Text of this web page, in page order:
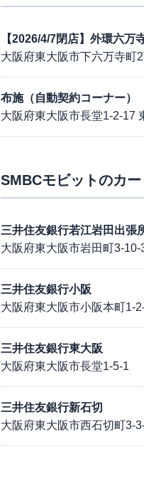
【2026/4/7閉店】外環六万
大阪府東大阪市下六万寺町
布施（自動契約コーナー）
大阪府東大阪市長堂1-2-17
SMBCモビットのカ
三井住友銀行若江岩田出張
大阪府東大阪市岩田町3-10-
三井住友銀行小阪
大阪府東大阪市小阪本町1-
三井住友銀行東大阪
大阪府東大阪市長堂1-5-1
三井住友銀行新石切
大阪府東大阪市西石切町3-